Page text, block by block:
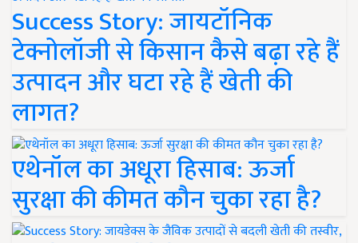
Success Story: जायटॉनिक
टेक्नोलॉजी से किसान कैसे बढ़ा रहे हैं
उत्पादन और घटा रहे हैं खेती की
लागत?
एथेनॉल का अधूरा हिसाब: ऊर्जा
सुरक्षा की कीमत कौन चुका रहा है?